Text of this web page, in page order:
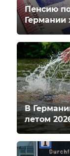
Пенсию
Германии
В
летом